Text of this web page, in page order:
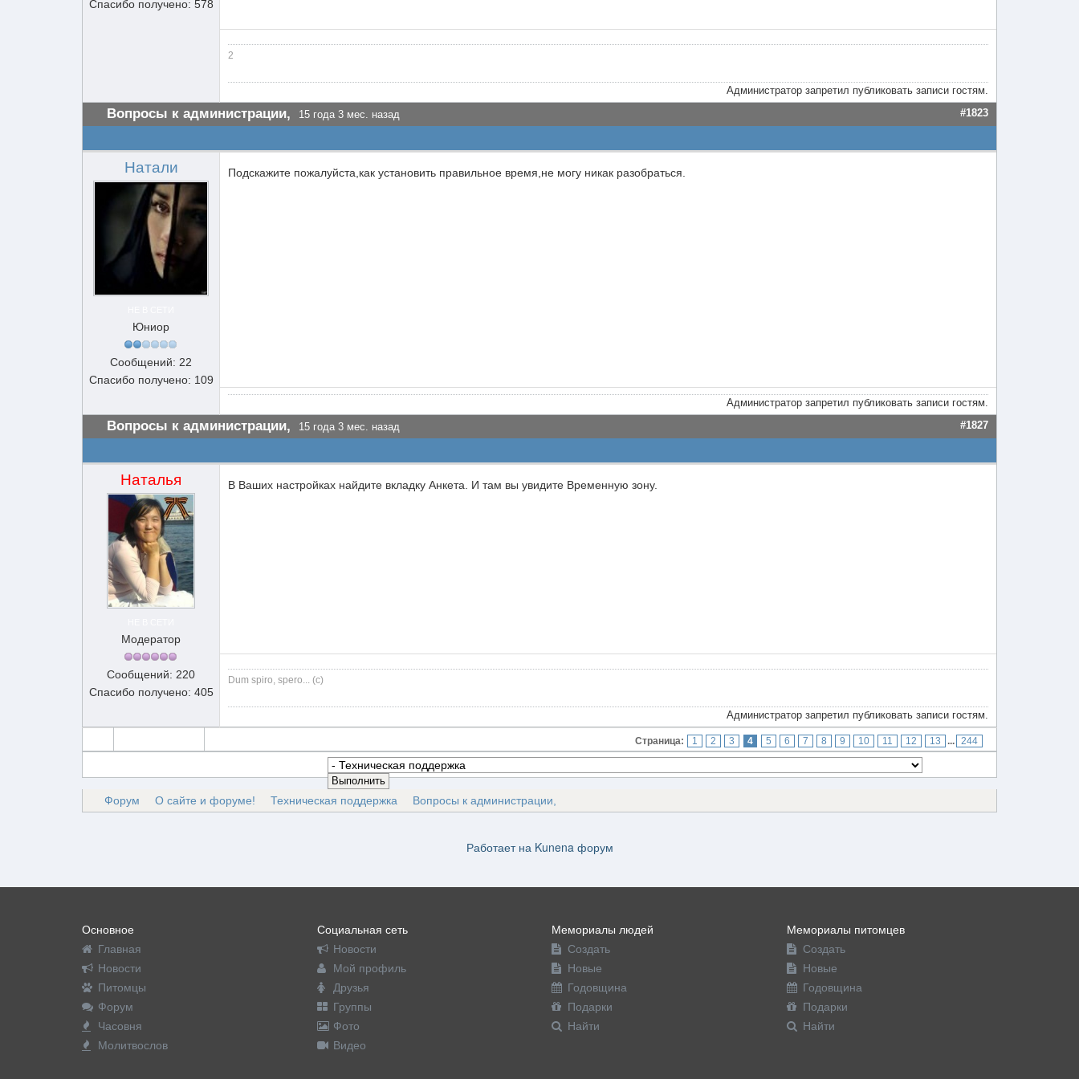
Спасибо получено: 578
2
Администратор запретил публиковать записи гостям.
Вопросы к администрации, 15 года 3 мес. назад #1823
Натали
Юниор
Сообщений: 22
Спасибо получено: 109
Подскажите пожалуйста,как установить правильное время,не могу никак разобраться.
Администратор запретил публиковать записи гостям.
Вопросы к администрации, 15 года 3 мес. назад #1827
Наталья
Модератор
Сообщений: 220
Спасибо получено: 405
В Ваших настройках найдите вкладку Анкета. И там вы увидите Временную зону.
Dum spiro, spero... (c)
Администратор запретил публиковать записи гостям.
Страница: 1 2 3 4 5 6 7 8 9 10 11 12 13 ... 244
Форум О сайте и форуме! Техническая поддержка Вопросы к администрации,
Работает на Kunena форум
Основное
Главная
Новости
Питомцы
Форум
Часовня
Молитвослов
Социальная сеть
Новости
Мой профиль
Друзья
Группы
Фото
Видео
Мемориалы людей
Создать
Новые
Годовщина
Подарки
Найти
Мемориалы питомцев
Создать
Новые
Годовщина
Подарки
Найти